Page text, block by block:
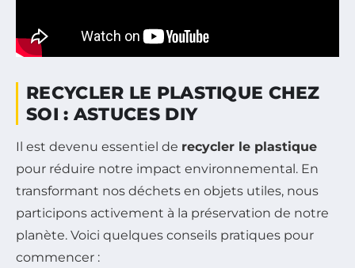
RECYCLER LE PLASTIQUE CHEZ
SOI : ASTUCES DIY
Il est devenu essentiel de recycler le plastique
pour réduire notre impact environnemental. En
transformant nos déchets en objets utiles, nous
participons activement à la préservation de notre
planète. Voici quelques conseils pratiques pour
commencer :